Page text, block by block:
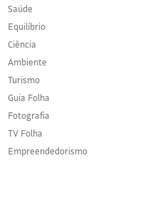
Saúde
Equilíbrio
Ciência
Ambiente
Turismo
Guia Folha
Fotografia
TV Folha
Empreendedorismo